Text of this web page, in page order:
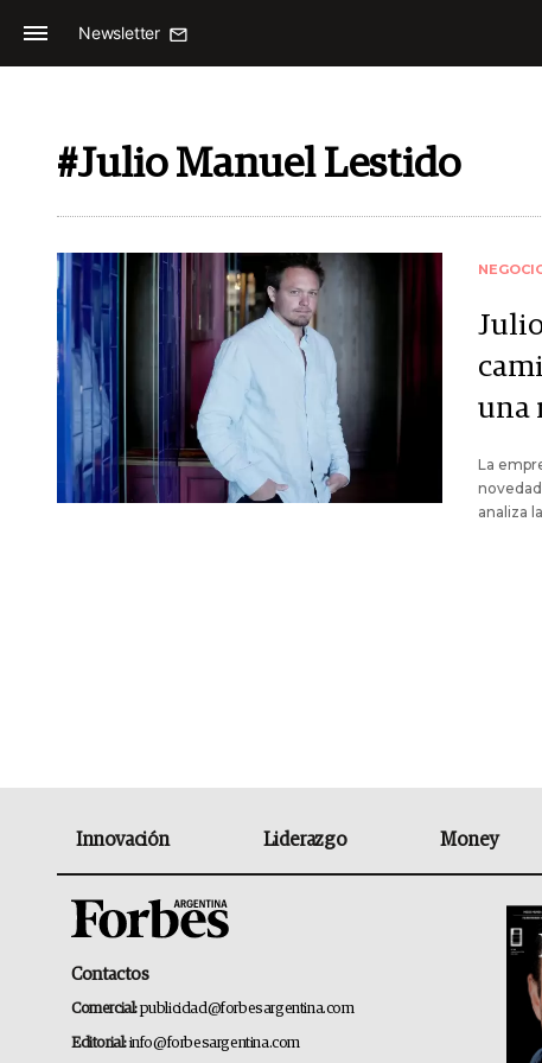
Newsletter
#Julio Manuel Lestido
una
La
analiza
Innovación Liderazgo Money
Contactos
Comercial:publicidad@forbesargentina.com
Editorial:info@forbesargentina.com